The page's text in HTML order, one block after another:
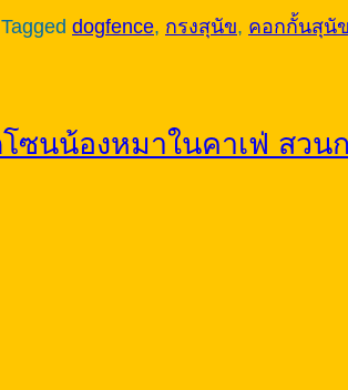
Tagged dogfence, กรงสุนัข, คอกกั้นสุนัข
ซนน้องหมาในคาเฟ่ สวน